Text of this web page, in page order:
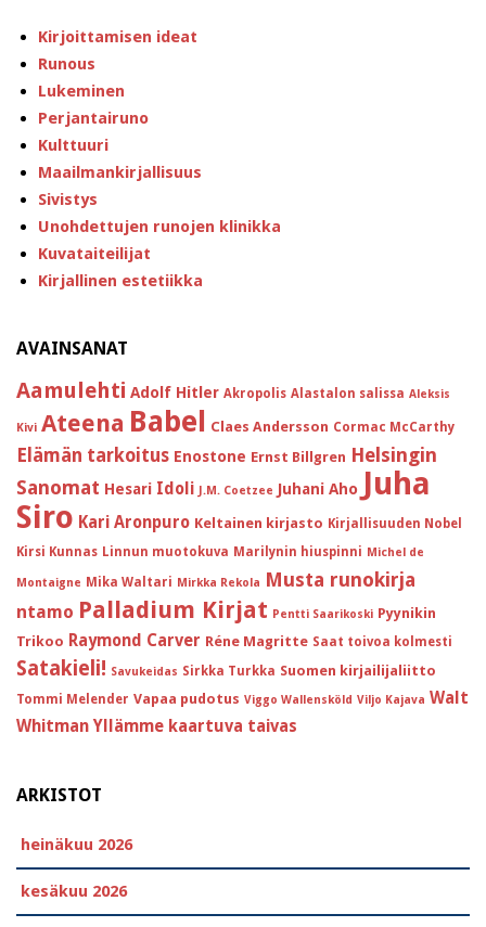
Kirjoittamisen ideat
Runous
Lukeminen
Perjantairuno
Kulttuuri
Maailmankirjallisuus
Sivistys
Unohdettujen runojen klinikka
Kuvataiteilijat
Kirjallinen estetiikka
AVAINSANAT
Aamulehti Adolf Hitler Akropolis Alastalon salissa Aleksis
Kivi Ateena Babel Claes Andersson Cormac McCarthy
Elämän tarkoitus Enostone Ernst Billgren Helsingin
Sanomat Hesari Idoli J.M. Coetzee Juhani Aho Juha
Siro Kari Aronpuro Keltainen kirjasto Kirjallisuuden Nobel
Kirsi Kunnas Linnun muotokuva Marilynin hiuspinni Michel de
Montaigne Mika Waltari Mirkka Rekola Musta runokirja
ntamo Palladium Kirjat Pentti Saarikoski Pyynikin
Trikoo Raymond Carver Réne Magritte Saat toivoa kolmesti
Satakieli! Savukeidas Sirkka Turkka Suomen kirjailijaliitto
Tommi Melender Vapaa pudotus Viggo Wallensköld Viljo Kajava Walt
Whitman Yllämme kaartuva taivas
ARKISTOT
heinäkuu 2026
kesäkuu 2026